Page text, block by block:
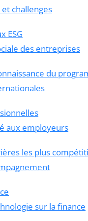
challenges
ESG
des entreprises
du
aux employeurs
les plus
sur la finance